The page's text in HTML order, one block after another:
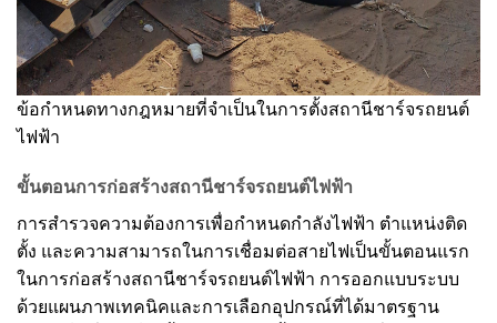
ข้อกำหนดทางกฎหมายที่จำเป็นในการตั้งสถานีชาร์จรถยนต์
ไฟฟ้า
ขั้นตอนการก่อสร้างสถานีชาร์จรถยนต์ไฟฟ้า
การสำรวจความต้องการเพื่อกำหนดกำลังไฟฟ้า ตำแหน่งติด
ตั้ง และความสามารถในการเชื่อมต่อสายไฟเป็นขั้นตอนแรก
ในการก่อสร้างสถานีชาร์จรถยนต์ไฟฟ้า การออกแบบระบบ
ด้วยแผนภาพเทคนิคและการเลือกอุปกรณ์ที่ได้มาตรฐาน